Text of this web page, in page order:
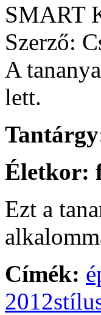
SMART
Szerző:
A
lett.
Életkor:
Ezt a
Címék:
2012